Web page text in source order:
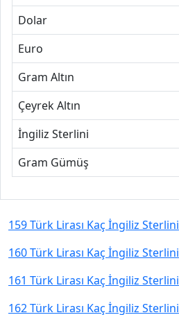
Dolar
Euro
Gram Altın
Çeyrek Altın
İngiliz Sterlini
Gram Gümüş
159 Türk Lirası Kaç İngiliz Sterlini
160 Türk Lirası Kaç İngiliz Sterlini
161 Türk Lirası Kaç İngiliz Sterlini
162 Türk Lirası Kaç İngiliz Sterlini